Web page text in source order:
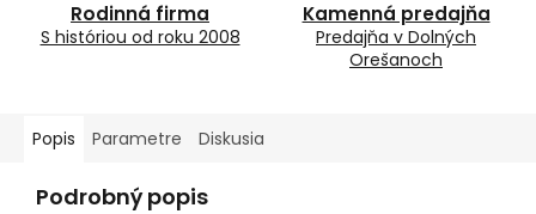
Rodinná firma
S históriou od roku 2008
Kamenná predajňa
Predajňa v Dolných
Orešanoch
Popis Parametre Diskusia
Podrobný popis